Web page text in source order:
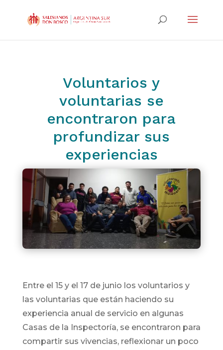
Voluntarios y
voluntarias se
encontraron para
profundizar sus
experiencias
Entre el 15 y el 17 de junio los voluntarios y
las voluntarias que están haciendo su
experiencia anual de servicio en algunas
Casas de la Inspectoría, se encontraron para
compartir sus vivencias, reflexionar un poco